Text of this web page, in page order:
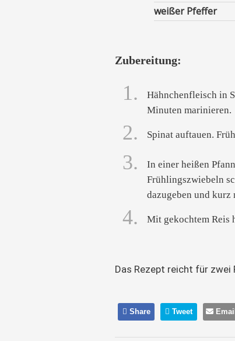
weißer Pfeffer
Zubereitung:
1.
Hähnchenfleisch in
Minuten marinieren.
2. Spinat auftauen.
3.
In einer heißen
Frühlingszwiebeln
dazugeben und
4. Mit gekochtem Reis
Das Rezept reicht für zwei
Share Tweet Email